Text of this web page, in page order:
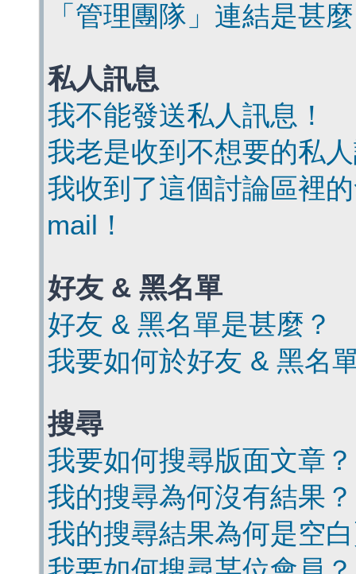
「管理團隊」連結是甚
私人訊息
我不能發送私人訊息！
我老是收到不想要的私
我收到了這個討論區裡
mail！
好友 & 黑名單
好友 & 黑名單是甚麼？
我要如何於好友 & 黑名
搜尋
我要如何搜尋版面文章？
我的搜尋為何沒有結果？
我的搜尋結果為何是空